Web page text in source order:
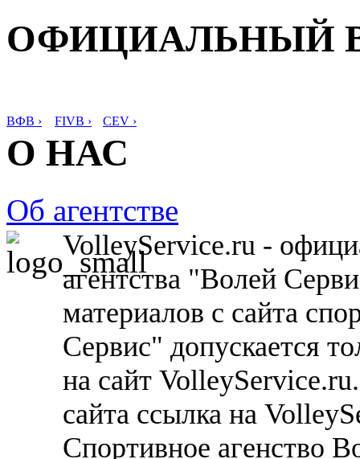
ОФИЦИАЛЬНЫЙ
ВФВ › FIVB › CEV ›
О НАС
Об агентстве
VolleyService.ru -
агентства "Волей
материалов с сайта
Сервис" допускается
на сайт
сайта ссылка на
Спортивное агенство